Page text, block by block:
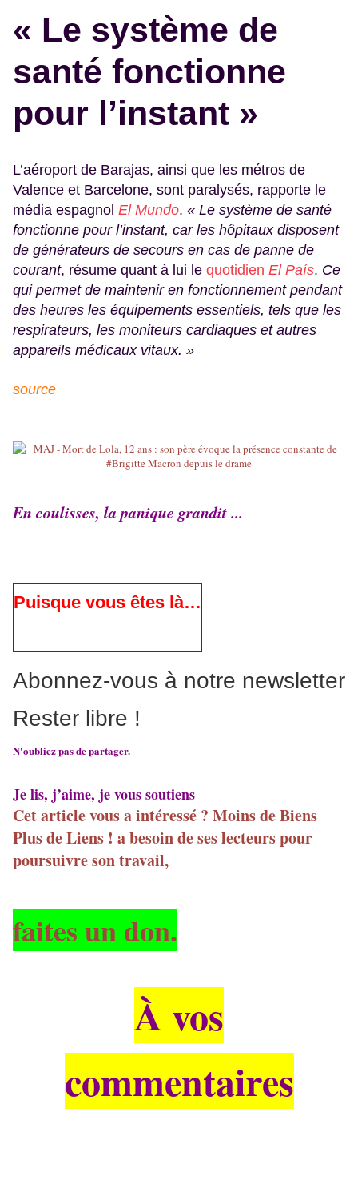
« Le système de
santé fonctionne
pour l’instant »
L’aéroport de Barajas, ainsi que les métros de
Valence et Barcelone, sont paralysés, rapporte le
média espagnol El Mundo. « Le système de santé
fonctionne pour l’instant, car les hôpitaux disposent
de générateurs de secours en cas de panne de
courant, résume quant à lui le quotidien El País. Ce
qui permet de maintenir en fonctionnement pendant
des heures les équipements essentiels, tels que les
respirateurs, les moniteurs cardiaques et autres
appareils médicaux vitaux. »
source
En coulisses, la panique grandit ...
Puisque vous êtes là…
Abonnez-vous à notre newsletter
Rester libre !
N'oubliez pas de partager.
Je lis, j’aime, je vous soutiens
Cet article vous a intéressé ? Moins de Biens
Plus de Liens ! a besoin de ses lecteurs pour
poursuivre son travail,
faites un don.
À vos
commentaires